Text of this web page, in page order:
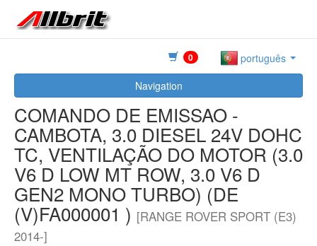
0
português
Navigation
COMANDO DE EMISSAO -
CAMBOTA, 3.0 DIESEL 24V DOHC
TC, VENTILAÇÃO DO MOTOR (3.0
V6 D LOW MT ROW, 3.0 V6 D
GEN2 MONO TURBO) (DE
(V)FA000001 ) [RANGE ROVER SPORT (E3)
2014-]